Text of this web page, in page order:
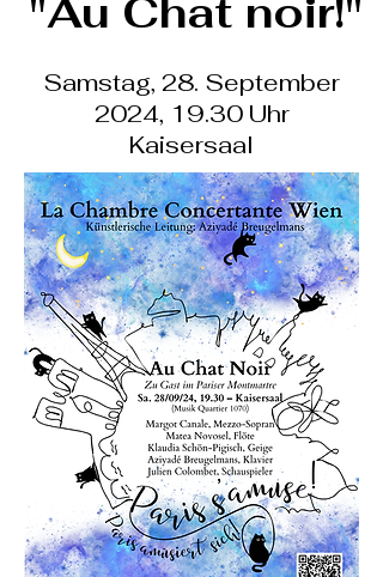
"Au Chat noir!"
Samstag, 28. September
2024, 19.30 Uhr
Kaisersaal